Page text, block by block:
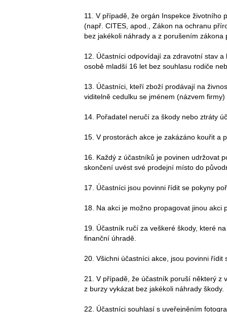
11. V případě, že orgán Inspekce životního
(např. CITES, apod., Zákon na ochranu
bez jakékoli náhrady a z porušením
12. Účastníci odpovídají za zdravotní stav
osobě mladší 16 let bez souhlasu rodiče
13. Účastníci, kteří zboží prodávají na
viditelně cedulku se jménem (názvem firmy)
14. Pořadatel neručí za škody nebo ztráty
15. V prostorách akce je zakázáno kouřit a
16. Každý z účastníků je povinen udržovat
skončení uvést své prodejní místo do
17. Účastníci jsou povinni řídit se pokyny
18. Na akci je možno propagovat jinou akci
19. Účastník ručí za veškeré škody, které
finanční úhradě.
20. Všichni účastníci akce, jsou povinni řídit
21. V případě, že účastník poruší některý z
z burzy vykázat bez jakékoli náhrady škody.
22. Účastníci souhlasí s uveřejněním